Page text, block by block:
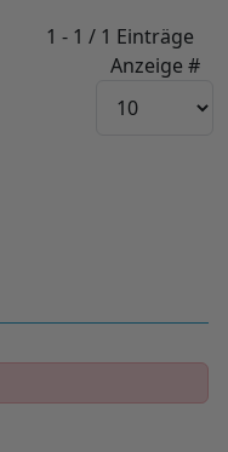
1 - 1 / 1 Einträge
Anzeige #